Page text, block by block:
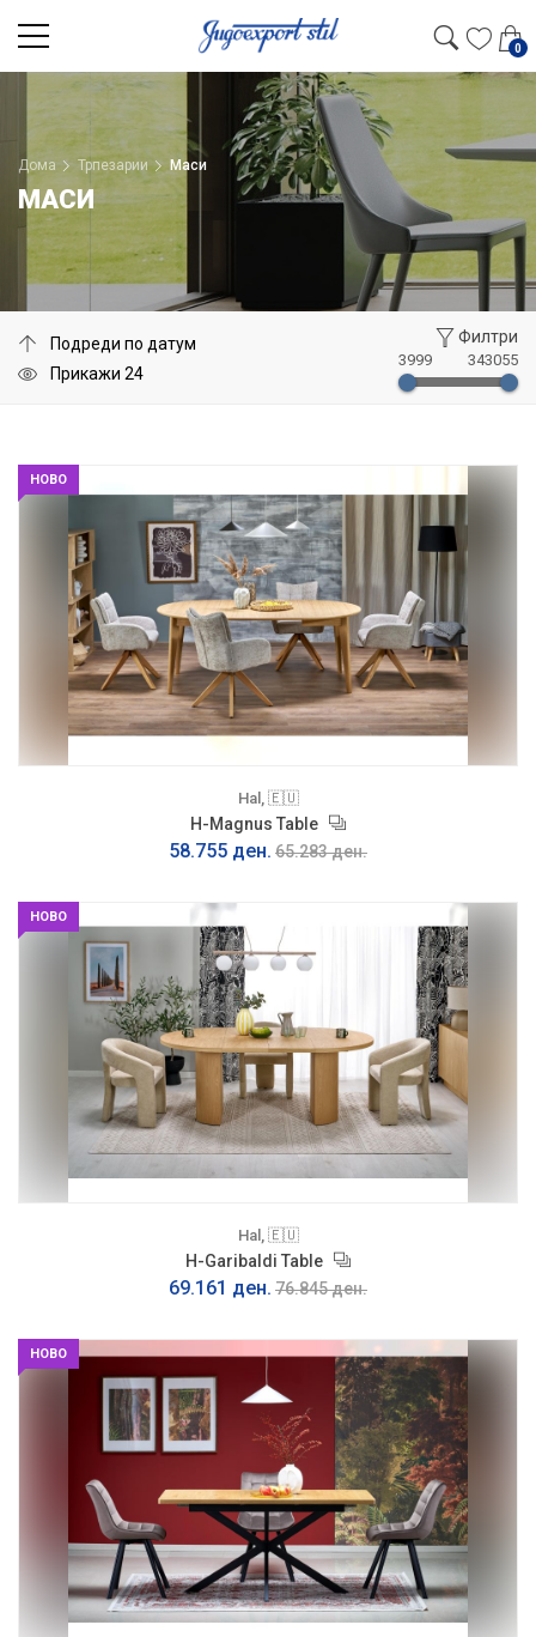
0
Дома Трпезарии Маси
МАСИ
Филтри
3999 343055
НОВО
Hal, 🇪🇺
H-Magnus Table
58.755 ден. 65.283 ден.
НОВО
Hal, 🇪🇺
H-Garibaldi Table
69.161 ден. 76.845 ден.
НОВО